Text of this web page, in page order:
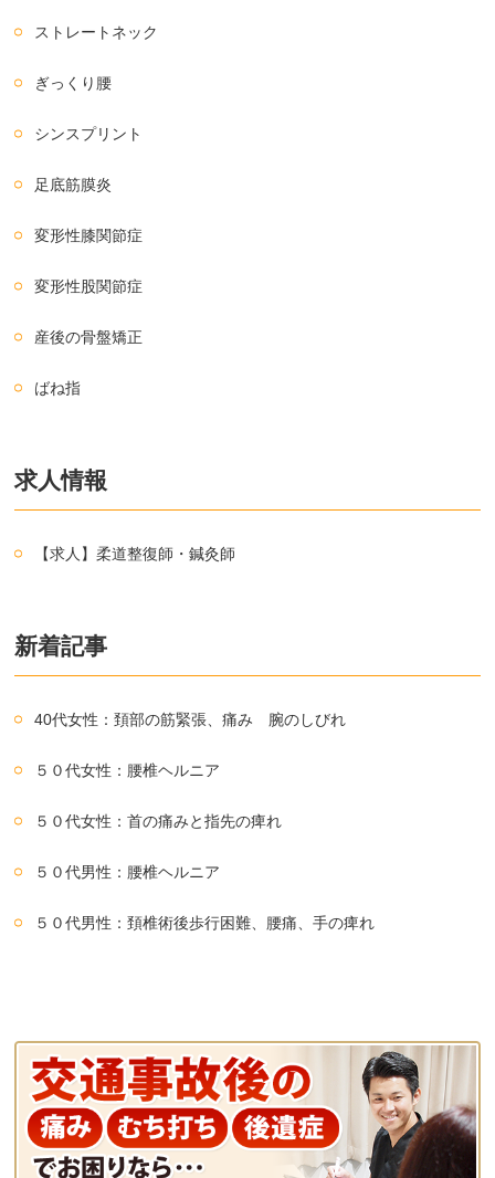
ストレートネック
ぎっくり腰
シンスプリント
足底筋膜炎
変形性膝関節症
変形性股関節症
産後の骨盤矯正
ばね指
求人情報
【求人】柔道整復師・鍼灸師
新着記事
40代女性：頚部の筋緊張、痛み 腕のしびれ
５０代女性：腰椎ヘルニア
５０代女性：首の痛みと指先の痺れ
５０代男性：腰椎ヘルニア
５０代男性：頚椎術後歩行困難、腰痛、手の痺れ